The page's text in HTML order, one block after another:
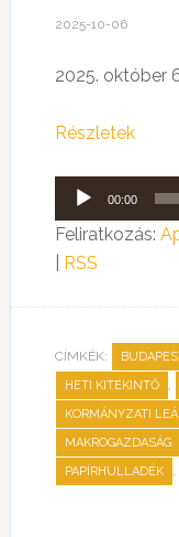
2025-10-06
2025. október
Részletek
Audió
lejátszó
00:00
Feliratkozás:
RSS
CÍMKÉK:
HETI KITEKINTŐ ,
KORMÁNYZATI
MAKROGAZDASÁG
PAPÍRHULLADÉK ,